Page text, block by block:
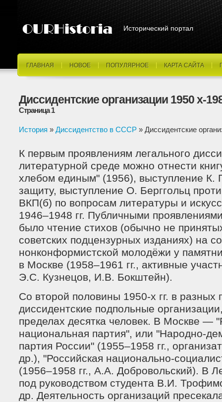
Исторический портал
ГЛАВНАЯ НОВОЕ ПОПУЛЯРНОЕ КАРТА САЙТА
Диссидентские организации 1950 х-
Страница 1
История » Диссидентство в СССР » Диссидентские
К первым проявлениям легального
литературной среде можно отнести
хлебом единым" (1956), выступление К.
защиту, выступление О. Берггольц
ВКП(б) по вопросам литературы и
1946–1948 гг. Публичными
было чтение стихов (обычно не
советских подцензурных изданиях) на
нонконформистской молодёжи у
в Москве (1958–1961 гг., активные
Э.С. Кузнецов, И.В. Бокштейн).
Со второй половины 1950-х гг. в разных
диссидентские подпольные
пределах десятка человек. В Москве —
национальная партия", или "Народно-
партия России" (1955–1958 гг.,
др.), "Российская национально-
(1956–1958 гг., А.А. Добровольский). В
под руководством студента В.И.
др. Деятельность организаций